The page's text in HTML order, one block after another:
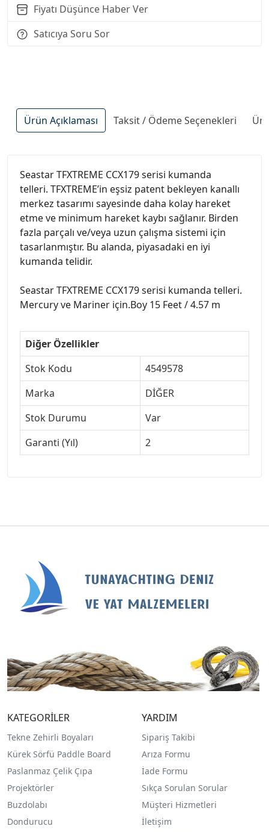
Fiyatı Düşünce Haber Ver
Satıcıya Soru Sor
Ürün Açıklaması Taksit / Ödeme Seçenekleri
Seastar TFXTREME CCX179 serisi kumanda
telleri. TFXTREME’in eşsiz patent bekleyen kanallı
merkez tasarımı sayesinde daha kolay hareket
etme ve minimum hareket kaybı sağlanır. Birden
fazla parçalı ve/veya uzun çalışma sistemi için
tasarlanmıştır. Bu alanda, piyasadaki en iyi
kumanda telidir.
Seastar TFXTREME CCX179 serisi kumanda telleri.
Mercury ve Mariner için.Boy 15 Feet / 4.57 m
Diğer Özellikler
Stok Kodu
4549578
Marka
DİĞER
Stok Durumu
Var
Garanti (Yıl)
2
KATEGORİLER
Tekne Zehirli Boyaları
Kürek Sörfü Paddle Board
Paslanmaz Çelik Çıpa
Projektörler
Buzdolabı
Dondurucu
YARDIM
Sipariş Takibi
Arıza Formu
İade Formu
Sıkça Sorulan Sorular
Müşteri Hizmetleri
İletişim